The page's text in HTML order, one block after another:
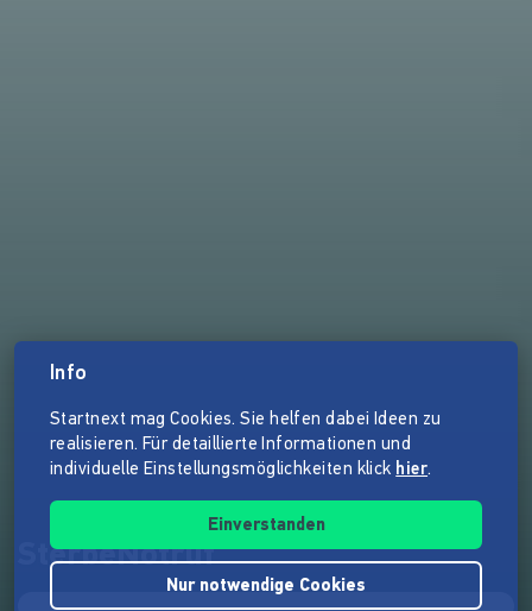
SterbeNotruf
Info
Startnext mag Cookies. Sie helfen dabei Ideen zu
realisieren. Für detaillierte Informationen und
individuelle Einstellungsmöglichkeiten klick hier.
Einverstanden
Nur notwendige Cookies